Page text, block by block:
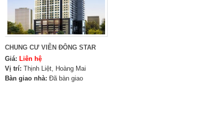
CHUNG CƯ VIỄN ĐÔNG STAR
Giá: Liên hệ
Vị trí: Thịnh Liệt, Hoàng Mai
Bàn giao nhà: Đã bàn giao